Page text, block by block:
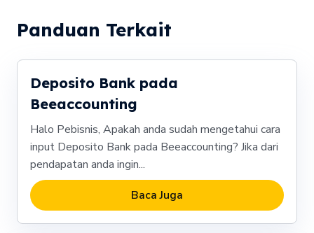
Panduan Terkait
Deposito Bank pada
Beeaccounting
Halo Pebisnis, Apakah anda sudah mengetahui cara
input Deposito Bank pada Beeaccounting? Jika dari
pendapatan anda ingin...
Baca Juga